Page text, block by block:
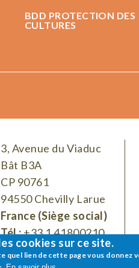
BDD PROTECTION DES
CULTURES
3, Avenue du Viaduc
Bât B3A
CP 90761
94550 Chevilly Larue
France (Siège social)
Tél :+33 1 41800210
cookies sur ce site.
quel lien de cette page vous